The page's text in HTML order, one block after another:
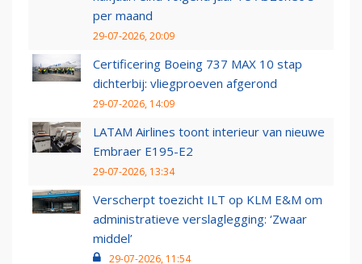
per maand
29-07-2026, 20:09
Certificering Boeing 737 MAX 10 stap
dichterbij: vliegproeven afgerond
29-07-2026, 14:09
LATAM Airlines toont interieur van nieuwe
Embraer E195-E2
29-07-2026, 13:34
Verscherpt toezicht ILT op KLM E&M om
administratieve verslaglegging: ‘Zwaar
middel’
29-07-2026, 11:54